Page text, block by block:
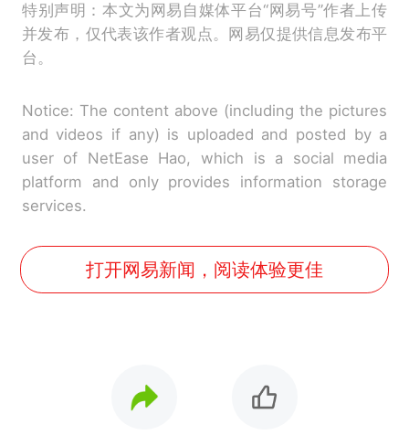
特别声明：本文为网易自媒体平台“网易号”作者上传
并发布，仅代表该作者观点。网易仅提供信息发布平
台。
Notice: The content above (including the pictures
and videos if any) is uploaded and posted by a
user of NetEase Hao, which is a social media
platform and only provides information storage
services.
打开网易新闻，阅读体验更佳